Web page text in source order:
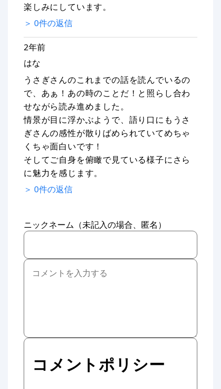
楽しみにしています。
＞ 0件の返信
2年前
はな
うさぎさんのこれまでの話を読んでいるの
で、あぁ！あの時のことだ！と照らし合わ
せながら読み進めました。
情景が目に浮かぶようで、語り口にもうさ
ぎさんの感性が散りばめられていてめちゃ
くちゃ面白いです！
そしてご自身を俯瞰で見ている様子にさら
に魅力を感じます。
＞ 0件の返信
ニックネーム（未記入の場合、匿名）
コメントポリシー